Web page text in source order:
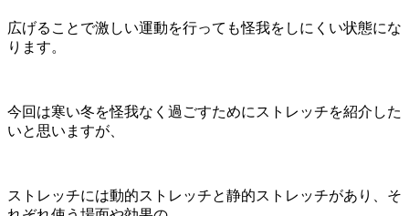
広げる ことで激しい運動を行っても怪我をしにくい状態にな
ります。
今回は寒い冬を怪我なく過ごすためにストレッチを紹介した
いと思いますが、
ストレッチには動的ストレッチと静的ストレッチがあり、そ